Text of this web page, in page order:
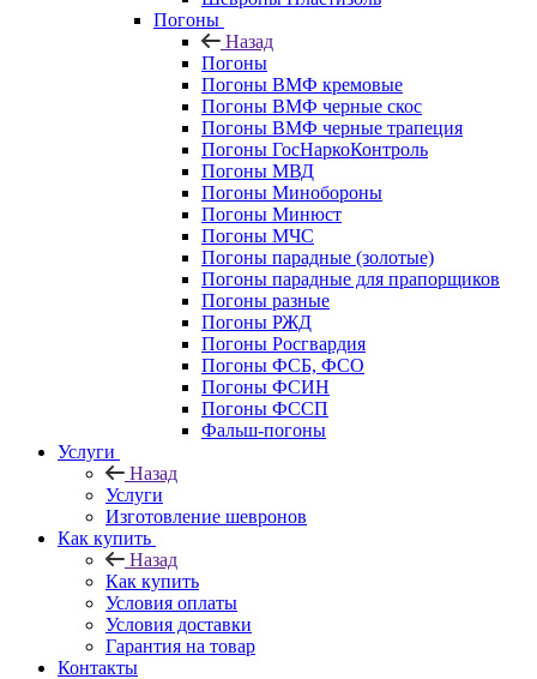
Погоны
Назад
Погоны
Погоны ВМФ кремовые
Погоны ВМФ черные скос
Погоны ВМФ черные трапеция
Погоны ГосНаркоКонтроль
Погоны МВД
Погоны Минобороны
Погоны Минюст
Погоны МЧС
Погоны парадные (золотые)
Погоны парадные для прапорщиков
Погоны разные
Погоны РЖД
Погоны Росгвардия
Погоны ФСБ, ФСО
Погоны ФСИН
Погоны ФССП
Фальш-погоны
Услуги
Назад
Услуги
Изготовление шевронов
Как купить
Назад
Как купить
Условия оплаты
Условия доставки
Гарантия на товар
Контакты